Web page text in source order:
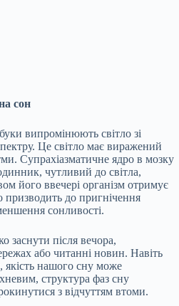
сон
випромінюють світло зі
Це світло має виражений
Супрахіазматичне ядро в мозку
чутливий до світла,
його ввечері організм отримує
до пригнічення
сонливості.
заснути після вечора,
або читанні новин. Навіть
якість нашого сну може
структура фаз сну
з відчуттям втоми.